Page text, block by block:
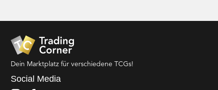
Dein Marktplatz für verschiedene TCGs!
Social Media